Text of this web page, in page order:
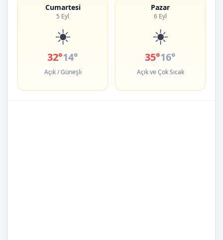
Cumartesi
5 Eyl
☀️
32°14°
Açık / Güneşli
Pazar
6 Eyl
☀️
35°16°
Açık ve Çok Sıcak